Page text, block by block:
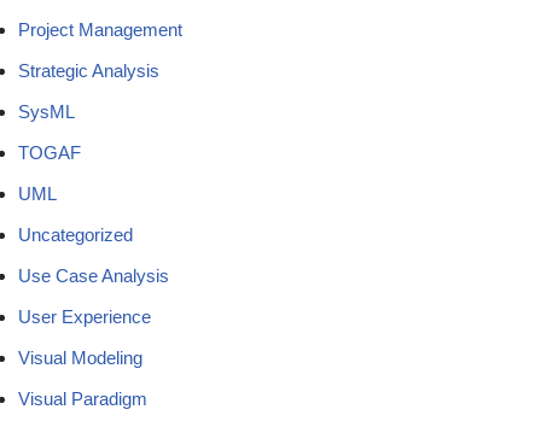
Project Management
Strategic Analysis
SysML
TOGAF
UML
Uncategorized
Use Case Analysis
User Experience
Visual Modeling
Visual Paradigm